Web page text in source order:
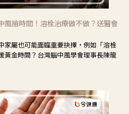
風搶時間！溶栓治療做不做？送醫會
家屬也可能面臨重要抉擇，例如「溶栓
黃金時間？台灣腦中風學會理事長陳龍